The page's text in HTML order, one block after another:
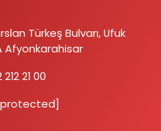
Türkeş Bulvarı, Ufuk
Afyonkarahisar
21 00